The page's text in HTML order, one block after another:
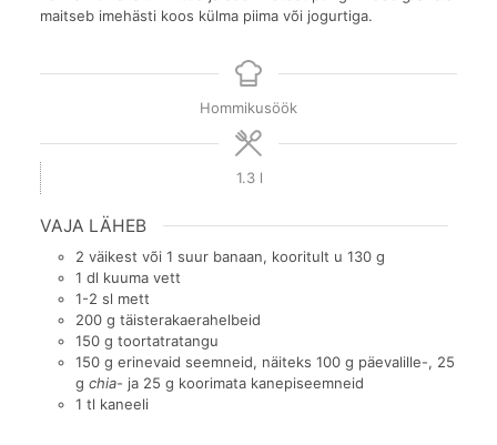
maitseb imehästi koos külma piima või jogurtiga.
Hommikusöök
1.3 l
VAJA LÄHEB
2 väikest või 1 suur banaan, kooritult u 130 g
1 dl kuuma vett
1-2 sl mett
200 g täisterakaerahelbeid
150 g toortatratangu
150 g erinevaid seemneid, näiteks 100 g päevalille-, 25
g chia- ja 25 g koorimata kanepiseemneid
1 tl kaneeli